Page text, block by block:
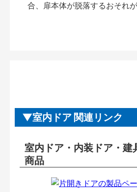
合、扉本体が脱落するおそれが
室内ドア 関連リンク
室内ドア・内装ドア・建
商品